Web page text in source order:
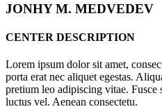
JONHYM. MEDVEDEV
CENTER DESCRIPTION
Lorem ipsum dolor sit amet,
porta erat nec aliquet egestas.
pretium leo adipiscing vitae. Fusce
luctus vel. Aenean consectetu.